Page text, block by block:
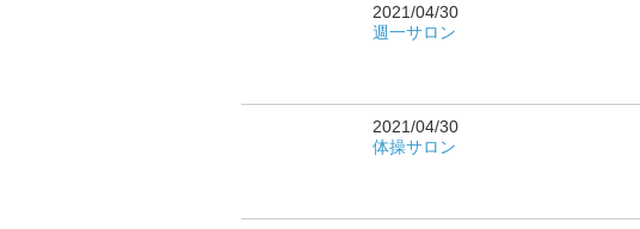
2021/04/30
週一サロン
2021/04/30
体操サロン